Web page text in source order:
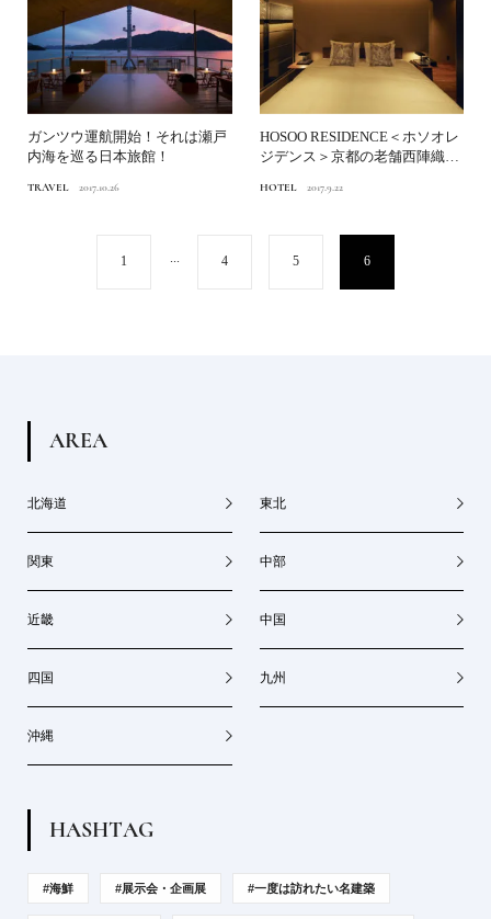
ガンツウ運航開始！それは瀬戸
内海を巡る日本旅館！
TRAVEL 2017.10.26
HOSOO RESIDENCE＜ホソオレ
ジデンス＞京都の老舗西陣織店
HOTEL 2017.9.22
1 ... 4 5 6
AREA
北海道 東北
関東 中部
近畿 中国
四国 九州
沖縄
HASHTAG
#海鮮 #展示会・企画展 #一度は訪れたい名建築